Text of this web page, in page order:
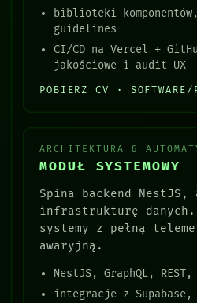
biblioteki
guidelines
CI/CD na Vercel +
jakościowe i audit UX
POBIERZ CV · SOFTWARE/
ARCHITEKTURA &
MODUŁ SYSTEMOWY
Spina backend
infrastrukturę danych.
systemy z pełną
awaryjną.
NestJS, GraphQL, REST,
integracje z Supabase,